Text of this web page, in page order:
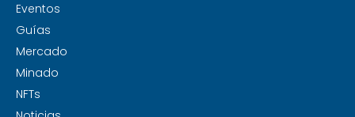
Eventos
Guías
Mercado
Minado
NFTs